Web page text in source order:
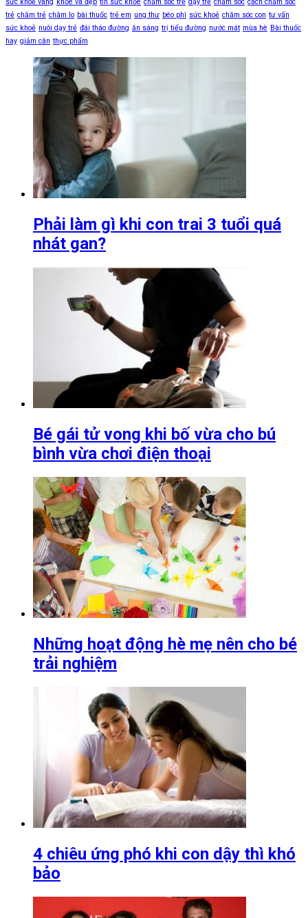
sức khoẻ vàng khỏe và đẹp tin sức khỏe chăm sóc trẻ dạy trẻ chăm sóc cách chăm sóc
trẻ chăm trẻ chăm lo bài thuốc trẻ em ung thư béo phì sức khoẻ chăm sóc con tư vấn
sức khoẻ nuôi dạy trẻ đái tháo đường ăn sáng trị tiểu đường nước mát mùa hè Bài thuốc
hay giảm cân thực phẩm
Phải làm gì khi con trai 3 tuổi quá
nhát gan?
Bé gái tử vong khi bố vừa cho bú
bình vừa chơi điện thoại
Những hoạt động hè mẹ nên cho bé
trải nghiệm
4 chiêu ứng phó khi con dậy thì khó
bảo